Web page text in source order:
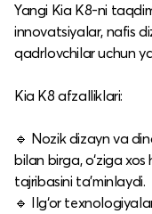
Yangi Kia K8-ni
innovatsiyalar, nafis
qadrlovchilar uchun
Kia K8 afzalliklari:
🔹 Nozik dizayn va
bilan birga, o‘ziga
tajribasini ta’minlaydi.
🔹 Ilg‘or